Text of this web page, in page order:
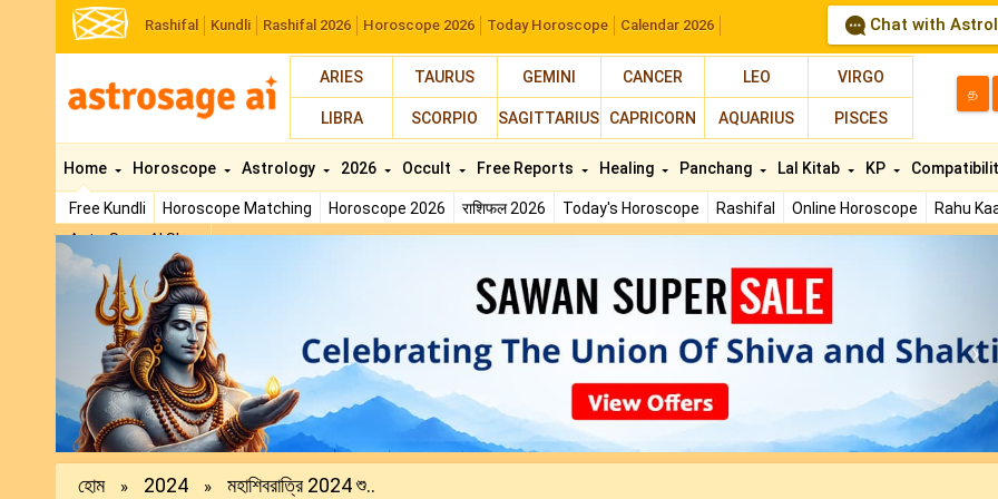
Rashifal Kundli Rashifal 2026 Horoscope 2026 Today Horoscope Calendar 2026 Chat with
ARIES TAURUS GEMINI CANCER LEO VIRGO
LIBRA SCORPIO SAGITTARIUS CAPRICORN AQUARIUS PISCES
த
Home
Free Kundli Horoscope Matching Horoscope 2026 राशिफल 2026 Today's Horoscope Rashifal Online Horoscope Rahu
AstroSage AI Shop
Horoscope Astrology 2026 Occult Free Reports Healing Panchang Lal Kitab KP
Previous
হোম » 2024 » মহাশিবরাত্রি 2024 শু..